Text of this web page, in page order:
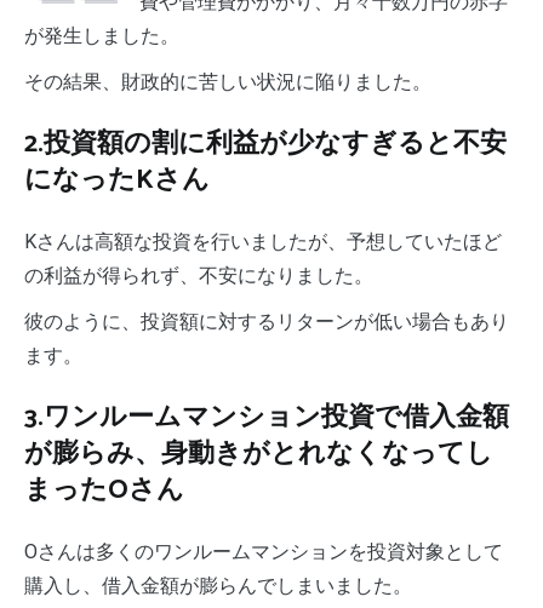
が発生しました。
その結果、財政的に苦しい状況に陥りました。
2.投資額の割に利益が少なすぎると不安
になったKさん
Kさんは高額な投資を行いましたが、予想していたほど
の利益が得られず、不安になりました。
彼のように、投資額に対するリターンが低い場合もあり
ます。
3.ワンルームマンション投資で借入金額
が膨らみ、身動きがとれなくなってし
まったOさん
Oさんは多くのワンルームマンションを投資対象として
購入し、借入金額が膨らんでしまいました。